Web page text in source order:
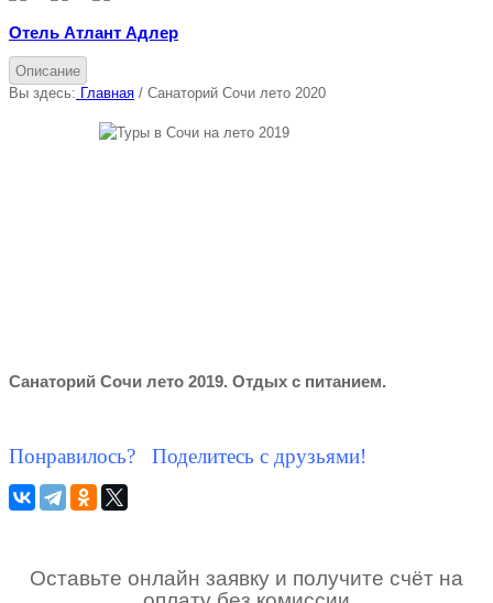
Отель Атлант Адлер
Описание
Вы здесь: Главная / Санаторий Сочи лето 2020
Санаторий Сочи лето 2019. Отдых с питанием.
Понравилось? Поделитесь с друзьями!
Оставьте онлайн заявку и получите счёт на